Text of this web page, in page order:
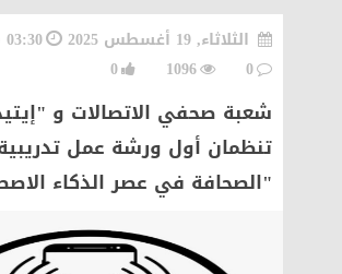
الثلاثاء, 19 أغسطس 2025
03:30 مساءً
0
1096
0
شعبة صحفي الاتصالات و
تنظمان أول ورشة عمل
"الصحافة في عصر الذكاء